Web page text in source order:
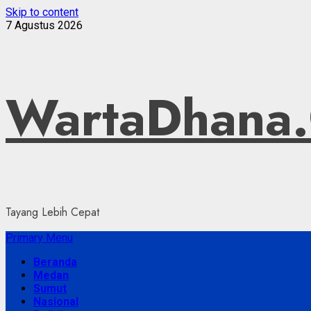
Skip to content
7 Agustus 2026
Tayang Lebih Cepat
Primary Menu
Beranda
Medan
Sumut
Nasional